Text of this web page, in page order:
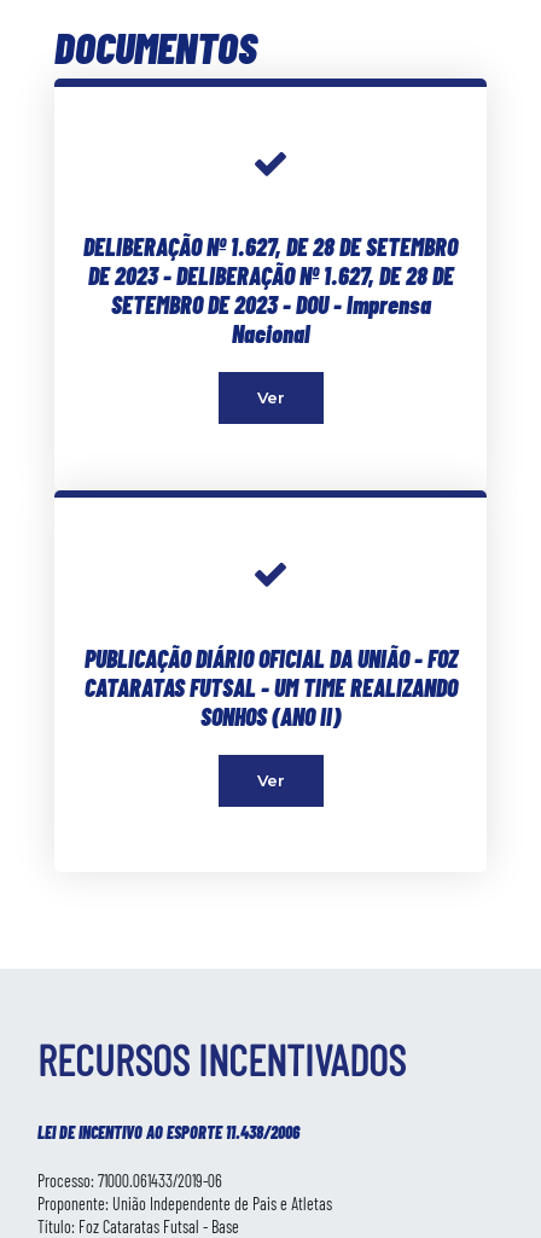
DOCUMENTOS
DELIBERAÇÃO Nº 1.627, DE 28 DE SETEMBRO
DE 2023 - DELIBERAÇÃO Nº 1.627, DE 28 DE
SETEMBRO DE 2023 - DOU - Imprensa
Nacional
Ver
PUBLICAÇÃO DIÁRIO OFICIAL DA UNIÃO - FOZ
CATARATAS FUTSAL - UM TIME REALIZANDO
SONHOS (ANO II)
Ver
RECURSOS INCENTIVADOS
LEI DE INCENTIVO AO ESPORTE 11.438/2006
Processo: 71000.061433/2019-06
Proponente: União Independente de Pais e Atletas
Título: Foz Cataratas Futsal - Base